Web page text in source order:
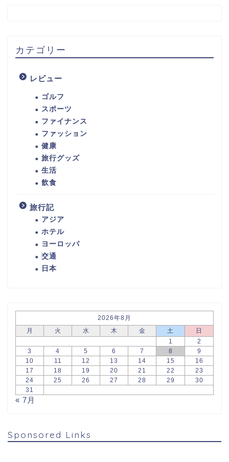
カテゴリー
レビュー
ゴルフ
スポーツ
ファイナンス
ファッション
健康
旅行グッズ
生活
飲食
旅行記
アジア
ホテル
ヨーロッパ
交通
日本
2026年8月
月
火 水 木 金 土
日
1
2
3
4 5 6 7 8
9
10
11 12 13 14 15
16
17
18 19 20 21 22
23
24
25 26 27 28 29
30
31
« 7月
Sponsored Links